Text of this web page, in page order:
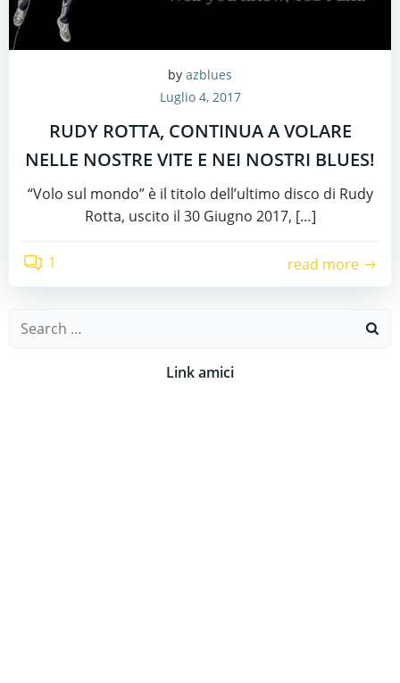
by azblues
Luglio 4, 2017
RUDY ROTTA, CONTINUA A VOLARE
NELLE NOSTRE VITE E NEI NOSTRI BLUES!
“Volo sul mondo” è il titolo dell’ultimo disco di Rudy
Rotta, uscito il 30 Giugno 2017, […]
1 read more
Search
Link amici